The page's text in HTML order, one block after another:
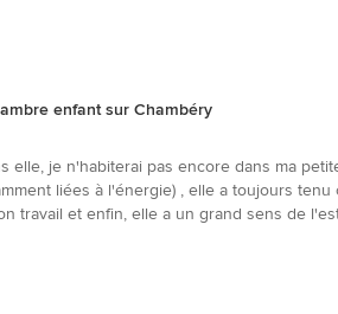
enfant sur Chambéry
elle, je n'habiterai pas encore dans ma
liées à l'énergie) , elle a toujours
travail et enfin, elle a un grand sens de